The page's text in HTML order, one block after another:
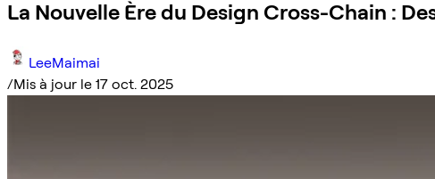
La Nouvelle Ère du Design Cross-Chain :
LeeMaimai
/Mis à jour le 17 oct. 2025